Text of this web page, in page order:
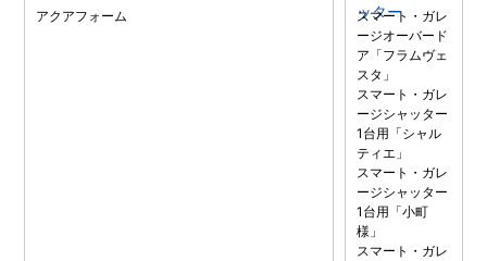
アクアフォーム
ッター
スマート・ガレ
ージオーバード
ア「フラムヴェ
スタ」
スマート・ガレ
ージシャッター
1台用「シャル
ティエ」
スマート・ガレ
ージシャッター
1台用「小町
様」
スマート・ガレ